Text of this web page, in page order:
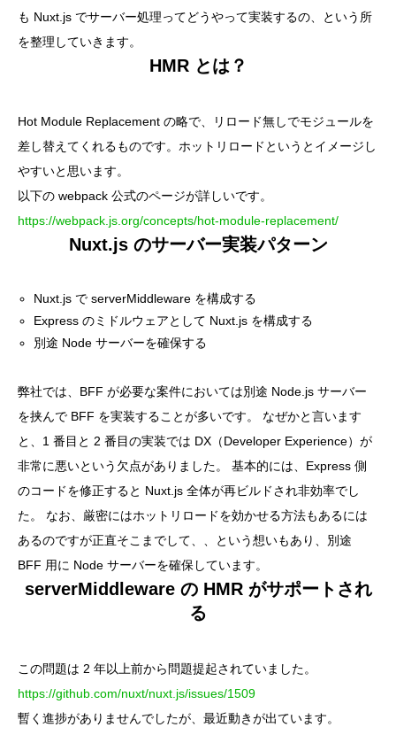
も Nuxt.js でサーバー処理ってどうやって実装するの、という所
を整理していきます。
HMR とは？
Hot Module Replacement の略で、リロード無しでモジュールを
差し替えてくれるものです。ホットリロードというとイメージし
やすいと思います。
以下の webpack 公式のページが詳しいです。
https://webpack.js.org/concepts/hot-module-replacement/
Nuxt.js のサーバー実装パターン
Nuxt.js で serverMiddleware を構成する
Express のミドルウェアとして Nuxt.js を構成する
別途 Node サーバーを確保する
弊社では、BFF が必要な案件においては別途 Node.js サーバー
を挟んで BFF を実装することが多いです。 なぜかと言います
と、1 番目と 2 番目の実装では DX（Developer Experience）が
非常に悪いという欠点がありました。 基本的には、Express 側
のコードを修正すると Nuxt.js 全体が再ビルドされ非効率でし
た。 なお、厳密にはホットリロードを効かせる方法もあるには
あるのですが正直そこまでして、、という想いもあり、別途
BFF 用に Node サーバーを確保しています。
serverMiddleware の HMR がサポートされ
る
この問題は 2 年以上前から問題提起されていました。
https://github.com/nuxt/nuxt.js/issues/1509
暫く進捗がありませんでしたが、最近動きが出ています。